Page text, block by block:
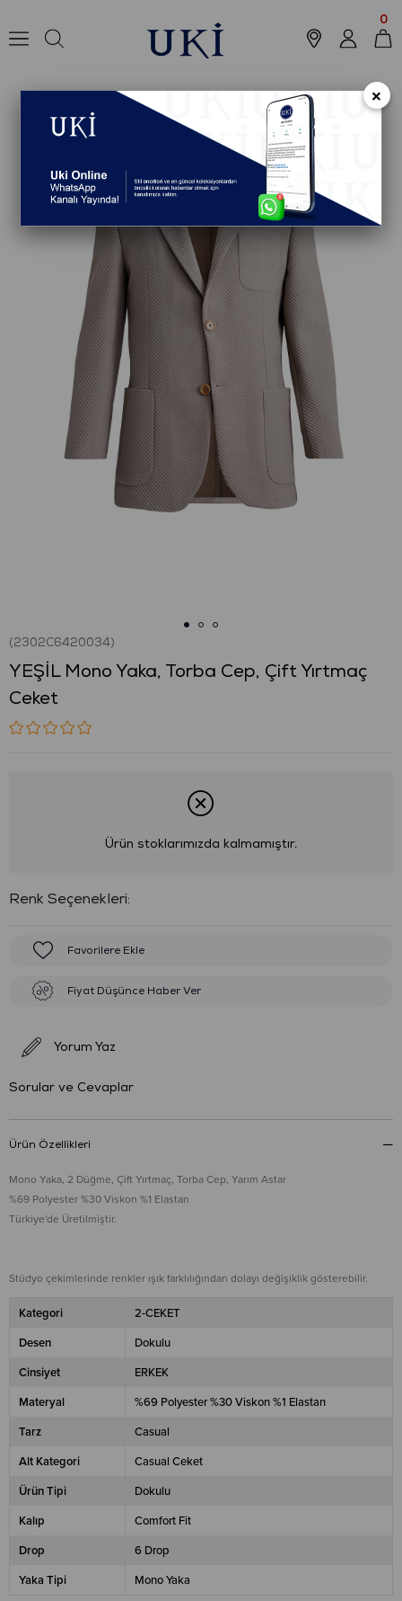
0
YEŞİL Mono Yaka,
(2302C6420034)
YEŞİL Mono Yaka, Torba Cep, Çift Yırtmaç
Ceket
Ürün stoklarımızda kalmamıştır.
:
Favorilere Ekle
Fiyat Düşünce Haber Ver
Yorum Yaz
Sorular ve Cevaplar
Ürün Özellikleri
Mono Yaka, 2 Düğme, Çift Yırtmaç, Torba Cep, Yarım Astar
%69 Polyester %30 Viskon %1 Elastan
Türkiye'de Üretilmiştir.
Stüdyo çekimlerinde renkler ışık farklılığından dolayı değişiklik gösterebilir.
Kategori 2-CEKET
Desen Dokulu
Cinsiyet ERKEK
Materyal %69 Polyester %30 Viskon %1 Elastan
Tarz Casual
Alt Kategori Casual Ceket
Ürün Tipi Dokulu
Kalıp Comfort Fit
Drop 6 Drop
Yaka Tipi Mono Yaka
×